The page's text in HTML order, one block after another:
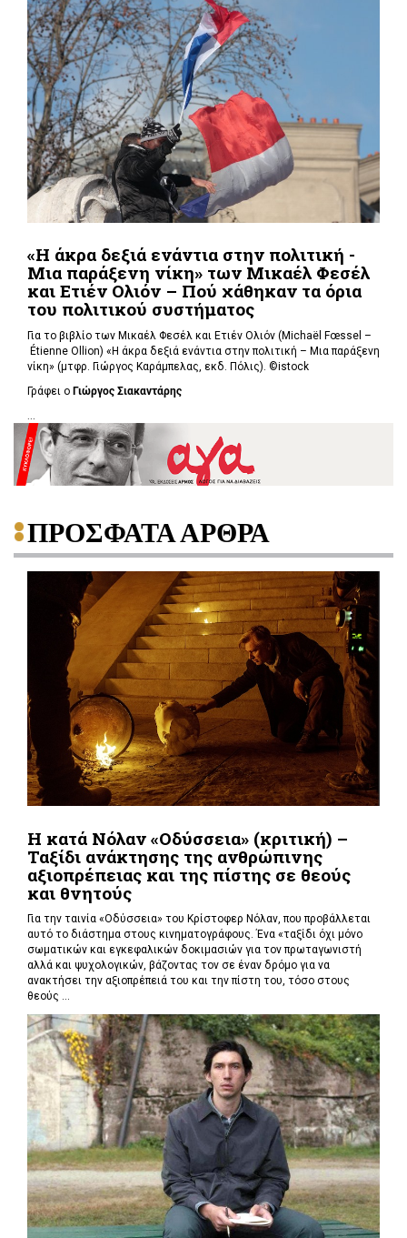
«Η άκρα δεξιά ενάντια στην πολιτική -
Μια παράξενη νίκη» των Μικαέλ Φεσέλ
και Ετιέν Ολιόν – Πού χάθηκαν τα όρια
του πολιτικού συστήματος
Για το βιβλίο των Μικαέλ Φεσέλ και Ετιέν Ολιόν (Michaël Fœssel –
Étienne Ollion) «Η άκρα δεξιά ενάντια στην πολιτική – Μια παράξενη
νίκη» (μτφρ. Γιώργος Καράμπελας, εκδ. Πόλις). ©istock
Γράφει ο Γιώργος Σιακαντάρης
...
ΠΡΟΣΦΑΤΑ ΑΡΘΡΑ
Η κατά Νόλαν «Οδύσσεια» (κριτική) –
Ταξίδι ανάκτησης της ανθρώπινης
αξιοπρέπειας και της πίστης σε θεούς
και θνητούς
Για την ταινία «Οδύσσεια» του Κρίστοφερ Νόλαν,που προβάλλεται
αυτό το διάστημα στους κινηματογράφους. Ένα «ταξίδι όχι μόνο
σωματικών και εγκεφαλικών δοκιμασιών για τον πρωταγωνιστή
αλλά και ψυχολογικών, βάζοντας τον σε έναν δρόμο για να
ανακτήσει την αξιοπρέπειά του και την πίστη του, τόσο στους
θεούς ...